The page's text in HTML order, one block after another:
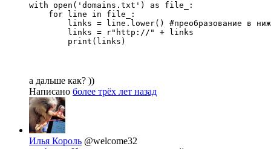
with open('domains.txt') as file_:
    for line in file_:
links = line.lower() #преобразование в
        links = r"http://" + links
        print(links)
а дальше как? ))
Написано более трёх лет назад
Илья Король @welcome32